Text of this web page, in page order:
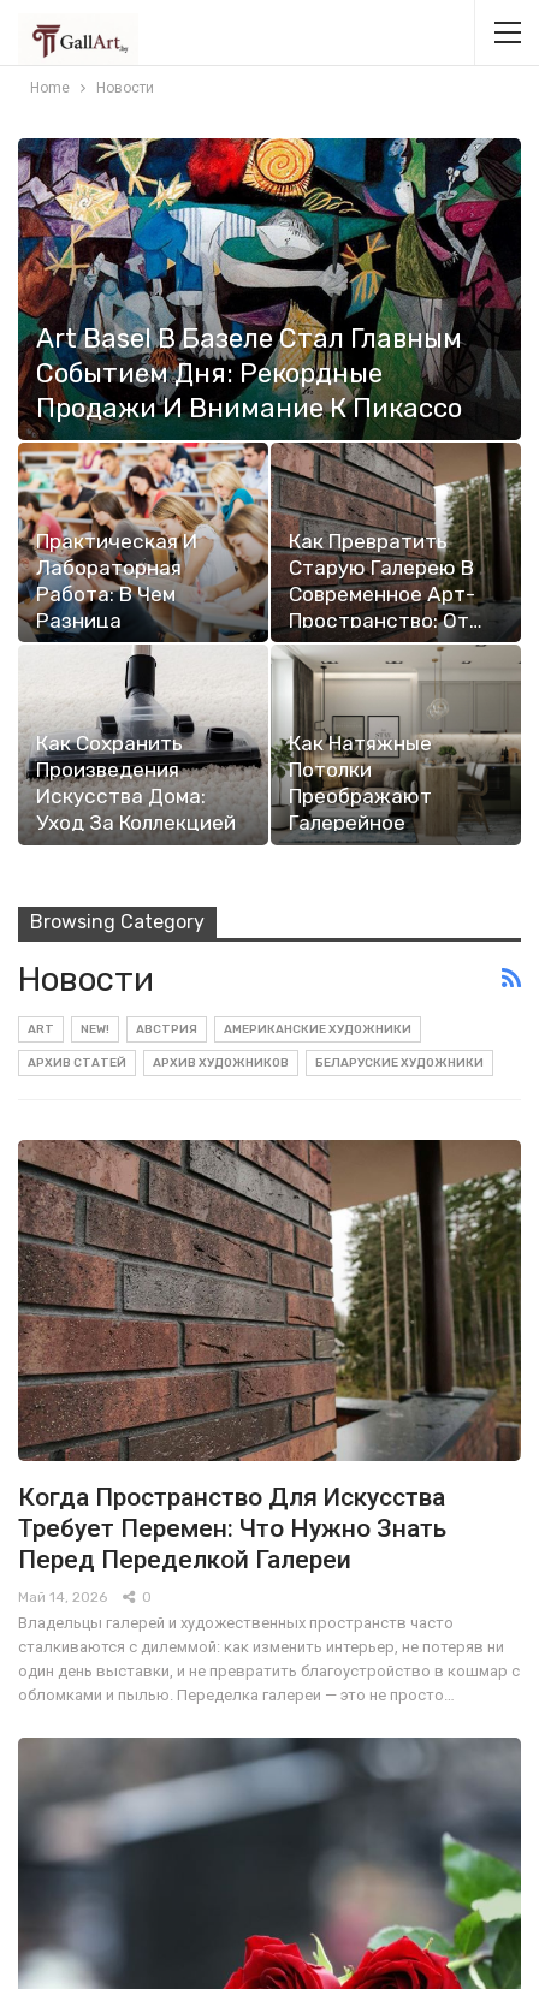
Home Новости
Art Basel В Базеле Стал Главным
Событием Дня: Рекордные
Продажи И Внимание К Пикассо
Практическая И
Лабораторная
Работа: В Чем
Разница
Как Превратить
Старую Галерею В
Современное Арт-
Пространство: От…
Как Сохранить
Произведения
Искусства Дома:
Уход За Коллекцией
И…
Как Натяжные
Потолки
Преображают
Галерейное
Пространство:
Browsing Category
Новости
ART NEW! АВСТРИЯ АМЕРИКАНСКИЕ ХУДОЖНИКИ
АРХИВ СТАТЕЙ АРХИВ ХУДОЖНИКОВ БЕЛАРУСКИЕ ХУДОЖНИКИ
Когда Пространство Для Искусства
Требует Перемен: Что Нужно Знать
Перед Переделкой Галереи
Май 14, 2026 0
Владельцы галерей и художественных пространств часто
сталкиваются с дилеммой: как изменить интерьер, не потеряв ни
один день выставки, и не превратить благоустройство в кошмар с
обломками и пылью. Переделка галереи — это не просто…